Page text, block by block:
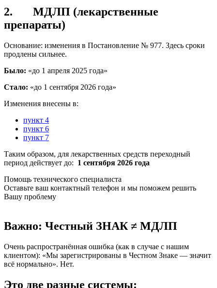
2. МДЛП (лекарственные
препараты)
Основание: изменения в Постановление № 977. Здесь сроки
продлены сильнее.
Было: «до 1 апреля 2025 года»
Стало: «до 1 сентября 2026 года»
Изменения внесены в:
пункт 4
пункт 6
пункт 7
Таким образом, для лекарственных средств переходный
период действует до: 1 сентября 2026 года
Помощь технического специалиста
Оставьте ваш контактный телефон и мы поможем решить
Вашу проблему
Важно: Честный ЗНАК ≠ МДЛП
Очень распространённая ошибка (как в случае с нашим
клиентом): «Мы зарегистрированы в Честном Знаке — значит
всё нормально». Нет.
Это две разные системы: